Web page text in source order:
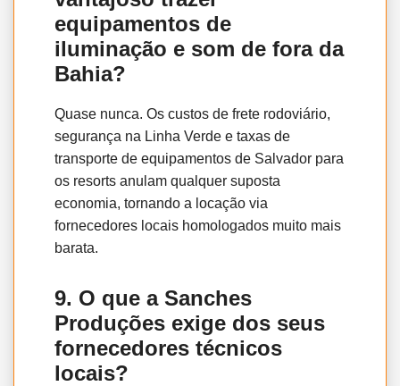
equipamentos de
iluminação e som de fora da
Bahia?
Quase nunca. Os custos de frete rodoviário,
segurança na Linha Verde e taxas de
transporte de equipamentos de Salvador para
os resorts anulam qualquer suposta
economia, tornando a locação via
fornecedores locais homologados muito mais
barata.
9. O que a Sanches
Produções exige dos seus
fornecedores técnicos
locais?